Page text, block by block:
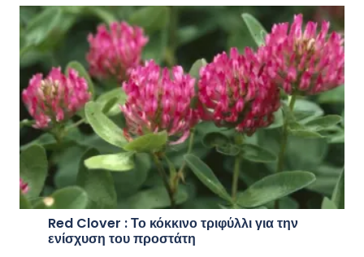
Red Clover : Το κόκκινο τριφύλλι για την
ενίσχυση του προστάτη